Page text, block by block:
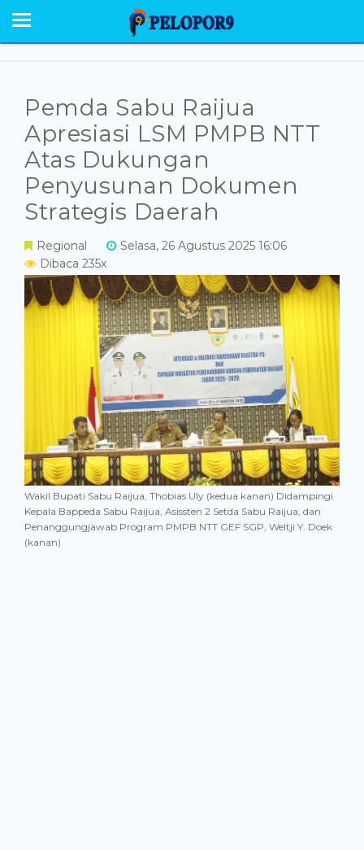
BERANDA
PESONA
EKONOMI POLITIK
OPINI
HUKUM KRIMINAL
GALERI
Pemda Sabu Raijua
Apresiasi LSM PMPB NTT
Atas Dukungan
Penyusunan Dokumen
Strategis Daerah
Regional
Selasa, 26 Agustus 2025 16:06
Dibaca 235x
Wakil Bupati Sabu Raijua, Thobias Uly (kedua kanan) Didampingi
Kepala Bappeda Sabu Raijua, Asissten 2 Setda Sabu Raijua, dan
Penanggungjawab Program PMPB NTT GEF SGP, Weltji Y. Doek
(kanan)